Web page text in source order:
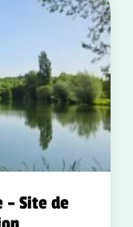
– Site de